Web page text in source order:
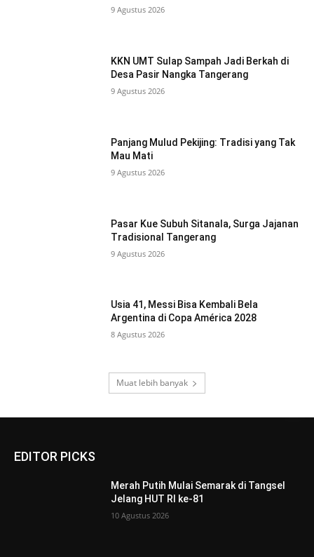
9 Agustus 2026
KKN UMT Sulap Sampah Jadi Berkah di
Desa Pasir Nangka Tangerang
9 Agustus 2026
Panjang Mulud Pekijing: Tradisi yang Tak
Mau Mati
9 Agustus 2026
Pasar Kue Subuh Sitanala, Surga Jajanan
Tradisional Tangerang
9 Agustus 2026
Usia 41, Messi Bisa Kembali Bela
Argentina di Copa América 2028
8 Agustus 2026
Muat lebih banyak
EDITOR PICKS
Merah Putih Mulai Semarak di Tangsel
Jelang HUT RI ke-81
10 Agustus 2026